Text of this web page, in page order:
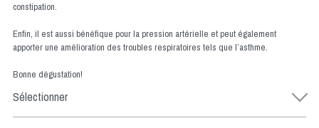
constipation.
Enfin, il est aussi bénéfique pour la pression artérielle et peut également
apporter une amélioration des troubles respiratoires tels que l’asthme.
Bonne dégustation!
Sélectionner